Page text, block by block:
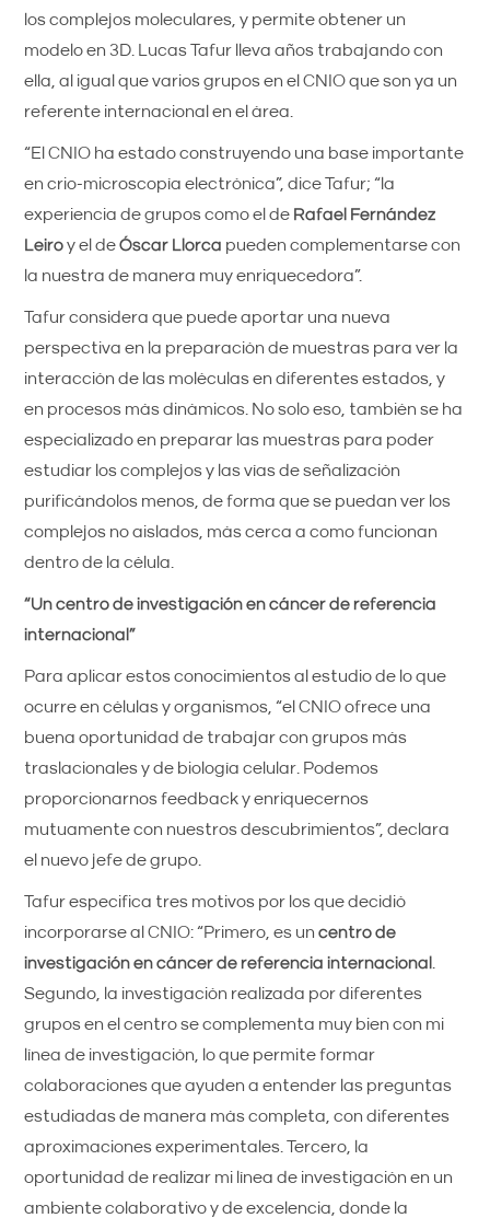
los complejos moleculares, y permite obtener un
modelo en 3D. Lucas Tafur lleva años trabajando con
ella, al igual que varios grupos en el CNIO que son ya un
referente internacional en el área.
“El CNIO ha estado construyendo una base importante
en crio-microscopía electrónica”, dice Tafur; “la
experiencia de grupos como el de Rafael Fernández
Leiroy el deÓscar Llorca pueden complementarse con
la nuestra de manera muy enriquecedora”.
Tafur considera que puede aportar una nueva
perspectiva en la preparación de muestras para ver la
interacción de las moléculas en diferentes estados, y
en procesos más dinámicos. No solo eso, también se ha
especializado en preparar las muestras para poder
estudiar los complejos y las vías de señalización
purificándolos menos, de forma que se puedan ver los
complejos no aislados, más cerca a como funcionan
dentro de la célula.
“Un centro de investigación en cáncer de referencia
internacional”
Para aplicar estos conocimientos al estudio de lo que
ocurre en células y organismos, “el CNIO ofrece una
buena oportunidad de trabajar con grupos más
traslacionales y de biología celular. Podemos
proporcionarnos feedback y enriquecernos
mutuamente con nuestros descubrimientos”, declara
el nuevo jefe de grupo.
Tafur especifica tres motivos por los que decidió
incorporarse al CNIO: “Primero, es uncentro de
investigación en cáncer de referencia internacional
Segundo, la investigación realizada por diferentes
grupos en el centro se complementa muy bien con mi
línea de investigación, lo que permite formar
colaboraciones que ayuden a entender las preguntas
estudiadas de manera más completa, con diferentes
aproximaciones experimentales. Tercero, la
oportunidad de realizar mi línea de investigación en un
ambiente colaborativo y de excelencia, donde la